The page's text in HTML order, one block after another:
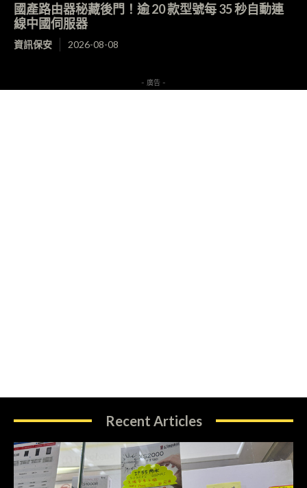
國產路由器秘藏後門！逾 20 款型號每 35 秒自動連
線中國伺服器
資訊保安 2026-08-08
- 廣告 -
Recent Articles